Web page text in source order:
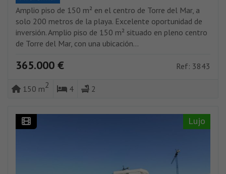
Amplio piso de 150 m² en el centro de Torre del Mar, a
solo 200 metros de la playa. Excelente oportunidad de
inversión. Amplio piso de 150 m² situado en pleno centro
de Torre del Mar, con una ubicación...
365.000 € Ref: 3843
150 m2 4 2
Lujo